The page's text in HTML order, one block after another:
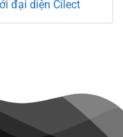
đại diện Cilect